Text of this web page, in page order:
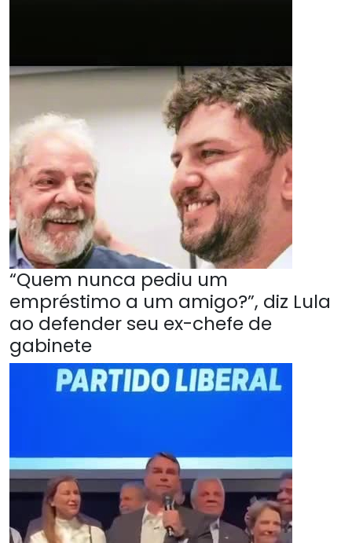
“Quem nunca pediu um
empréstimo a um amigo?”, diz Lula
ao defender seu ex-chefe de
gabinete